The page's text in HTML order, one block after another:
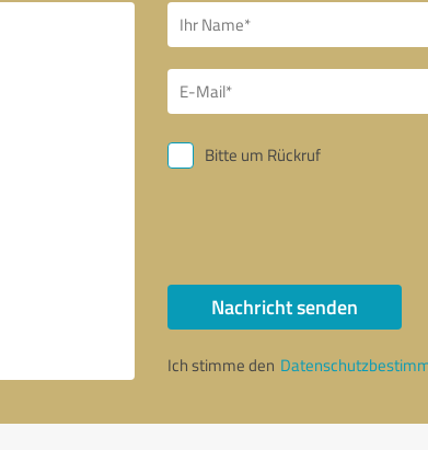
Bitte um Rückruf
Nachricht senden
Ich stimme den